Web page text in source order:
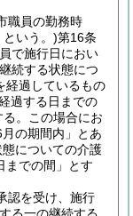
職員の勤務時
いう。)第16条
で施行日におい
続する状態につ
経過しているもの
過する日までの
。
この場合にお
の期間内」とあ
についての介護
までの間」とす
認を受け、施行